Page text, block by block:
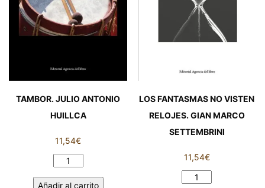
TAMBOR. JULIO ANTONIO
HUILLCA
11,54€
TAMBOR.
Añadir al carrito
LOS FANTASMAS NO VISTEN
RELOJES. GIAN MARCO
SETTEMBRINI
11,54€
LOS